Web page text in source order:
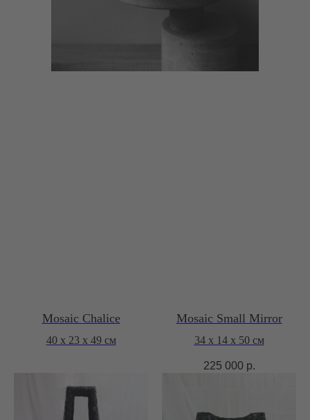
Mosaic Chalice
40 х 23 х 49 см
Mosaic Small Mirror
34 х 14 х 50 см
225 000 р.